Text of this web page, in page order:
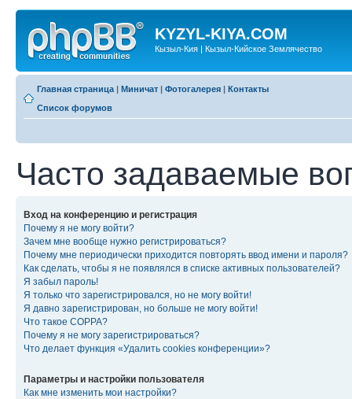
KYZYL-KIYA.COM
Кызыл-Кия | Кызыл-Кийское Землячество
Главная страница | Миничат | Фотогалерея | Контакты
Список форумов
Часто задаваемые
Вход на конференцию и регистрация
Почему я не могу войти?
Зачем мне вообще нужно регистрироваться?
Почему мне периодически приходится повторять ввод имени и пароля?
Как сделать, чтобы я не появлялся в списке активных пользователей?
Я забыл пароль!
Я только что зарегистрировался, но не могу войти!
Я давно зарегистрирован, но больше не могу войти!
Что такое COPPA?
Почему я не могу зарегистрироваться?
Что делает функция «Удалить cookies конференции»?
Параметры и настройки пользователя
Как мне изменить мои настройки?